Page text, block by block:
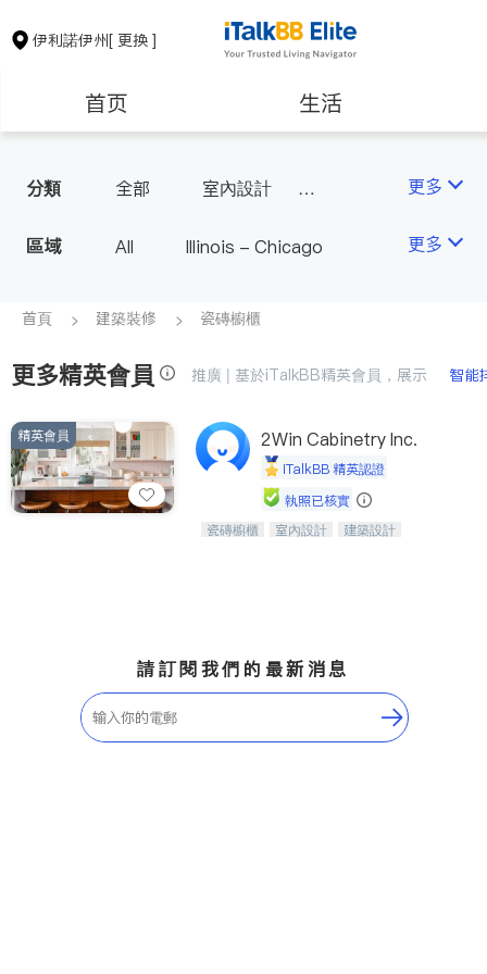
伊利諾伊州[ 更换 ]
首页 生活
保險理財 房地產租售
銀行貸款
建築裝修 教育
養老 非盈利組織
分類 全部
室內設計
衛浴潔具
地板建材
更多
區域 All Illinois - Chicago 更多
首頁 建築裝修 瓷磚櫥櫃
更多精英會員 推廣 | 基於iTalkBB精英會員，展示 智能
精英會員 2Win Cabinetry Inc.
iTalkBB 精英認證
執照已核實
中華櫥櫃石材公司以實惠的價格提供實
瓷磚櫥櫃 室內設計
建築設計
請訂閱我們的最新消息